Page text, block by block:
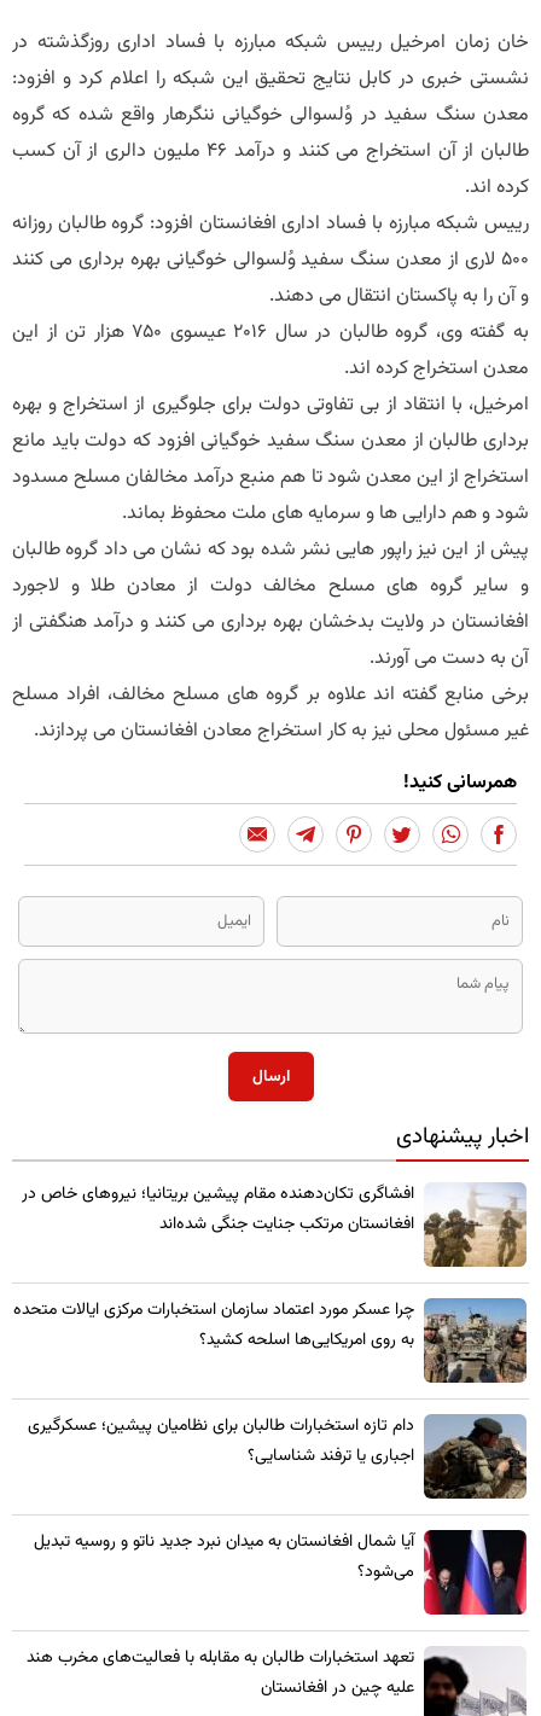
خان زمان امرخیل رییس شبکه مبارزه با فساد اداری روزگذشته در
نشستی خبری در کابل نتایج تحقیق این شبکه را اعلام کرد و افزود:
معدن سنگ سفید در وُلسوالی خوگیانی ننگرهار واقع شده که گروه
طالبان از آن استخراج می کنند و درآمد 46 ملیون دالری از آن کسب
کرده اند.
رییس شبکه مبارزه با فساد اداری افغانستان افزود: گروه طالبان روزانه
500 لاری از معدن سنگ سفید وُلسوالی خوگیانی بهره برداری می کنند
و آن را به پاکستان انتقال می دهند.
به گفته وی، گروه طالبان در سال 2016 عیسوی 750 هزار تن از این
معدن استخراج کرده اند.
امرخیل، با انتقاد از بی تفاوتی دولت برای جلوگیری از استخراج و بهره
برداری طالبان از معدن سنگ سفید خوگیانی افزود که دولت باید مانع
استخراج از این معدن شود تا هم منبع درآمد مخالفان مسلح مسدود
شود و هم دارایی ها و سرمایه های ملت محفوظ بماند.
پیش از این نیز راپور هایی نشر شده بود که نشان می داد گروه طالبان
و سایر گروه های مسلح مخالف دولت از معادن طلا و لاجورد
افغانستان در ولایت بدخشان بهره برداری می کنند و درآمد هنگفتی از
آن به دست می آورند.
برخی منابع گفته اند علاوه بر گروه های مسلح مخالف، افراد مسلح
غیر مسئول محلی نیز به کار استخراج معادن افغانستان می پردازند.
همرسانی کنید!
ارسال
اخبار پیشنهادی
​افشاگری تکان‌دهنده مقام پیشین بریتانیا؛ نیروهای خاص در
افغانستان مرتکب جنایت جنگی شده‌اند
چرا عسکر مورد اعتماد سازمان استخبارات مرکزی ایالات متحده
به روی امریکایی‌ها اسلحه کشید؟
​دام تازه استخبارات طالبان برای نظامیان پیشین؛ عسکرگیری
اجباری یا ترفند شناسایی؟
​آیا شمال افغانستان به میدان نبرد جدید ناتو و روسیه تبدیل
می‌شود؟
تعهد استخبارات طالبان به مقابله با فعالیت‌های مخرب هند
علیه چین در افغانستان